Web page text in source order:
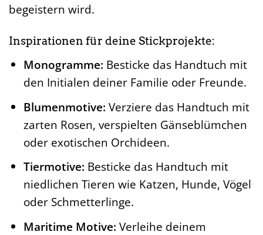
begeistern wird.
Inspirationen für deine Stickprojekte:
Monogramme: Besticke das Handtuch mit
den Initialen deiner Familie oder Freunde.
Blumenmotive: Verziere das Handtuch mit
zarten Rosen, verspielten Gänseblümchen
oder exotischen Orchideen.
Tiermotive: Besticke das Handtuch mit
niedlichen Tieren wie Katzen, Hunde, Vögel
oder Schmetterlinge.
Maritime Motive: Verleihe deinem